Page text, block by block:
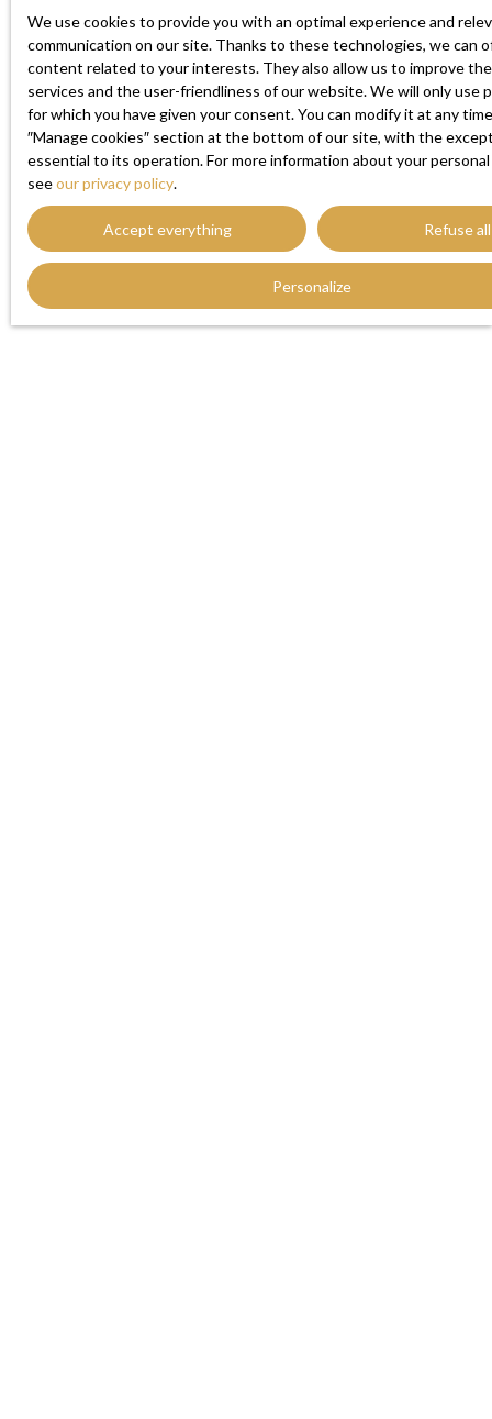
We use cookies to provide you with an optimal experience and
communication on our site. Thanks to these technologies, we can
content related to your interests. They also allow us to improve
services and the user-friendliness of our website. We will only use
for which you have given your consent. You can modify it at any
″Manage cookies″ section at the bottom of our site, with the
essential to its operation. For more information about your personal
seeour privacy policy.
Accept everything Refuse all
Personalize